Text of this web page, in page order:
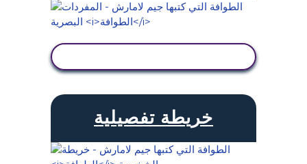
خريطة تفصيلية